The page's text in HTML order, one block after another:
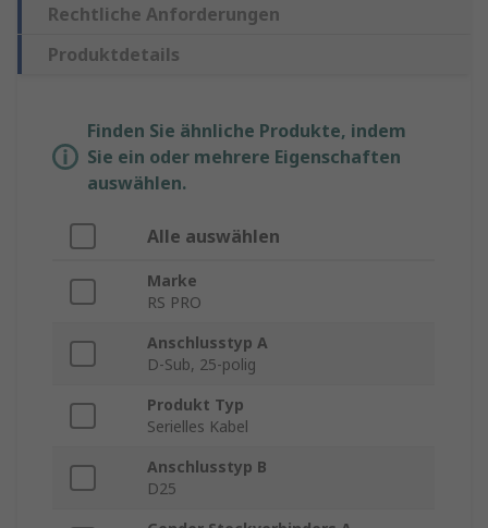
Rechtliche Anforderungen
Produktdetails
Finden Sie ähnliche Produkte, indem
Sie ein oder mehrere Eigenschaften
auswählen.
Alle auswählen
Marke
RS PRO
Anschlusstyp A
D-Sub, 25-polig
Produkt Typ
Serielles Kabel
Anschlusstyp B
D25